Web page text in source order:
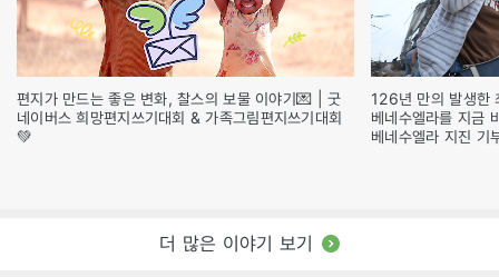
편지가 만드는 좋은 변화, 찰스의 보물 이야기💌 | 굿
네이버스 희망편지쓰기대회 & 가족그림편지쓰기대회
💚
126년 만의 발생한
베네수엘라를 지금
베네수엘라 지진 기
더 많은 이야기 보기